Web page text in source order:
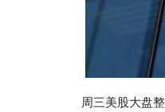
周三美股大盘整